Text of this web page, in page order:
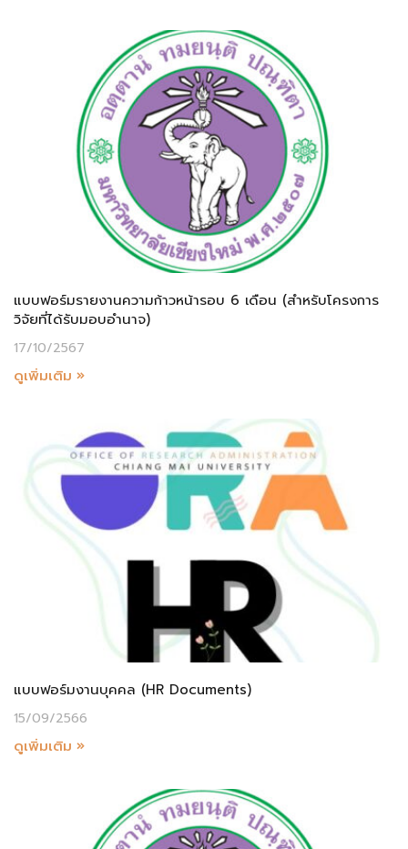
แบบฟอร์มรายงานความก้าวหน้ารอบ 6 เดือน (สำหรับโครงการ
วิจัยที่ได้รับมอบอำนาจ)
17/10/2567
ดูเพิ่มเติม »
แบบฟอร์มงานบุคคล (HR Documents)
15/09/2566
ดูเพิ่มเติม »